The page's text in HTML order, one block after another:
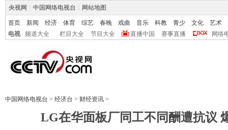
央视网 中国网络电视台 网站地图
首页 新闻 经济 体育 综艺 春晚 戏曲 音乐 科教 青少 文化
艺术
电视
频道大全 栏目大全 节目大全 直播中国 赛事直播 网络
中国网络电视台 > 经济台 > 财经资讯 >
LG在华面板厂同工不同酬遭抗议